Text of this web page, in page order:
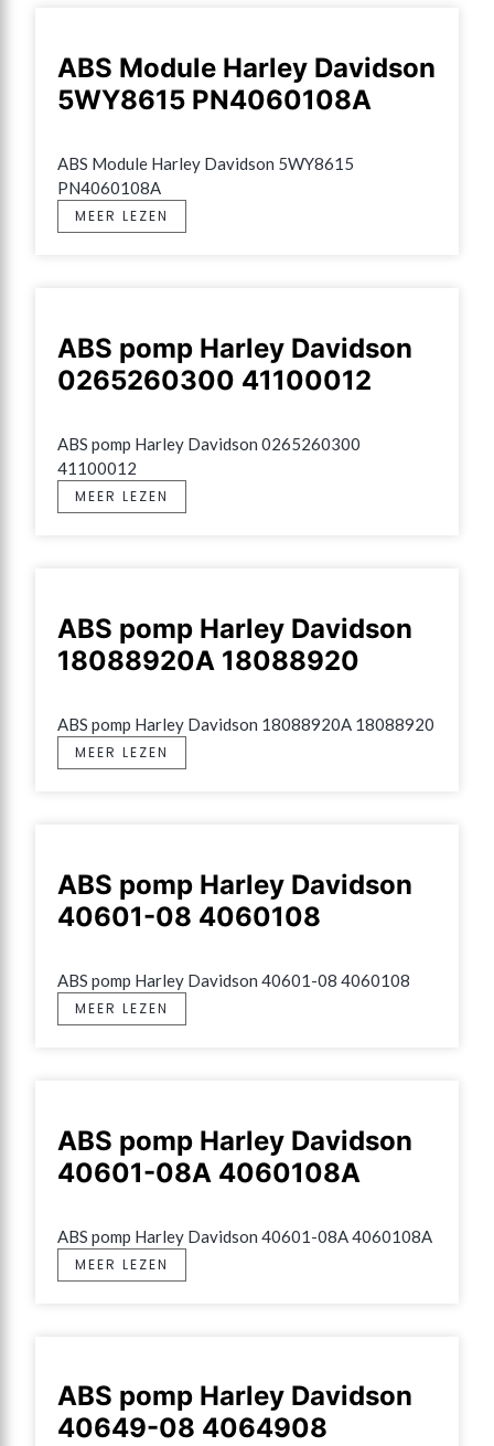
ABS Module Harley Davidson
5WY8615 PN4060108A
ABS Module Harley Davidson 5WY8615
PN4060108A
MEER LEZEN
ABS pomp Harley Davidson
0265260300 41100012
ABS pomp Harley Davidson 0265260300
41100012
MEER LEZEN
ABS pomp Harley Davidson
18088920A 18088920
ABS pomp Harley Davidson 18088920A 18088920
MEER LEZEN
ABS pomp Harley Davidson
40601-08 4060108
ABS pomp Harley Davidson 40601-08 4060108
MEER LEZEN
ABS pomp Harley Davidson
40601-08A 4060108A
ABS pomp Harley Davidson 40601-08A 4060108A
MEER LEZEN
ABS pomp Harley Davidson
40649-08 4064908